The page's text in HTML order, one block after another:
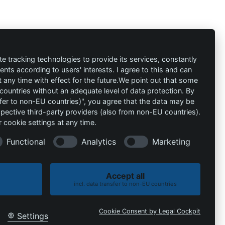
info@die-
schutzprofis.de
+49 (511) 679997-97
Wohlenbergstraße 6
30179 Hannover
Alemania
Política de cookies Política de privacidad
tracking technologies to provide its services, constantly
according to users' interests. I agree to this and can
any time with effect for the future.We point out that some
without an adequate level of data protection. By
to non-EU countries)", you agree that the data may be
third-party providers (also from non-EU countries).
cookie settings at any time.
Functional Analytics Marketing
Accept all
incl. data transfer to non-EU countries
Settings Cookie Consent by Legal Cockpit